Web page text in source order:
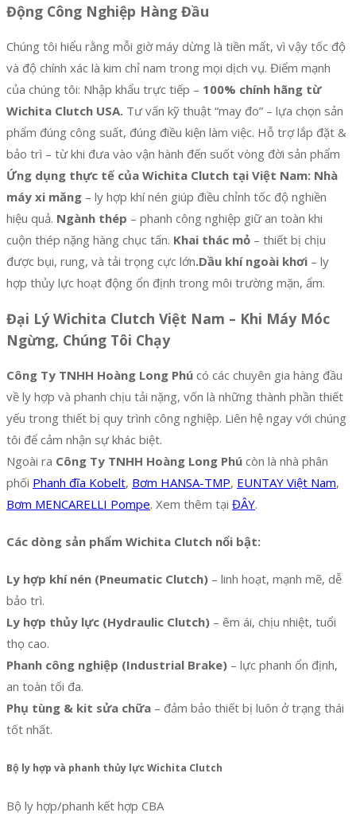
Động Công Nghiệp Hàng Đầu
Chúng tôi hiểu rằng mỗi giờ máy dừng là tiền mất, vì vậy tốc độ
và độ chính xác là kim chỉ nam trong mọi dịch vụ. Điểm mạnh
của chúng tôi: Nhập khẩu trực tiếp – 100% chính hãng từ
Wichita Clutch USA. Tư vấn kỹ thuật “may đo” – lựa chọn sản
phẩm đúng công suất, đúng điều kiện làm việc. Hỗ trợ lắp đặt &
bảo trì – từ khi đưa vào vận hành đến suốt vòng đời sản phẩm
Ứng dụng thực tế của Wichita Clutch tại Việt Nam: Nhà
máy xi măng – ly hợp khí nén giúp điều chỉnh tốc độ nghiền
hiệu quả. Ngành thép – phanh công nghiệp giữ an toàn khi
cuộn thép nặng hàng chục tấn. Khai thác mỏ – thiết bị chịu
được bụi, rung, và tải trọng cực lớn.Dầu khí ngoài khơi – ly
hợp thủy lực hoạt động ổn định trong môi trường mặn, ẩm.
Đại Lý Wichita Clutch Việt Nam – Khi Máy Móc
Ngừng, Chúng Tôi Chạy
Công Ty TNHH Hoàng Long Phú có các chuyên gia hàng đầu
về ly hợp và phanh chịu tải nặng, vốn là những thành phần thiết
yếu trong thiết bị quy trình công nghiệp. Liên hệ ngay với chúng
tôi để cảm nhận sự khác biệt.
Ngoài ra Công Ty TNHH Hoàng Long Phú còn là nhà phân
phối Phanh đĩa Kobelt, Bơm HANSA-TMP, EUNTAY Việt Nam,
Bơm MENCARELLI Pompe. Xem thêm tại ĐÂY.
Các dòng sản phẩm Wichita Clutch nổi bật:
Ly hợp khí nén (Pneumatic Clutch) – linh hoạt, mạnh mẽ, dễ
bảo trì.
Ly hợp thủy lực (Hydraulic Clutch) – êm ái, chịu nhiệt, tuổi
thọ cao.
Phanh công nghiệp (Industrial Brake) – lực phanh ổn định,
an toàn tối đa.
Phụ tùng & kit sửa chữa – đảm bảo thiết bị luôn ở trạng thái
tốt nhất.
Bộ ly hợp và phanh thủy lực Wichita Clutch
Bộ ly hợp/phanh kết hợp CBA